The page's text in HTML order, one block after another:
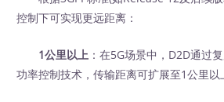
控制下可实现更远距离：
1公里以上 ：在5G场景中，D2D通过
功率控制技术，传输距离可扩展至1公里以